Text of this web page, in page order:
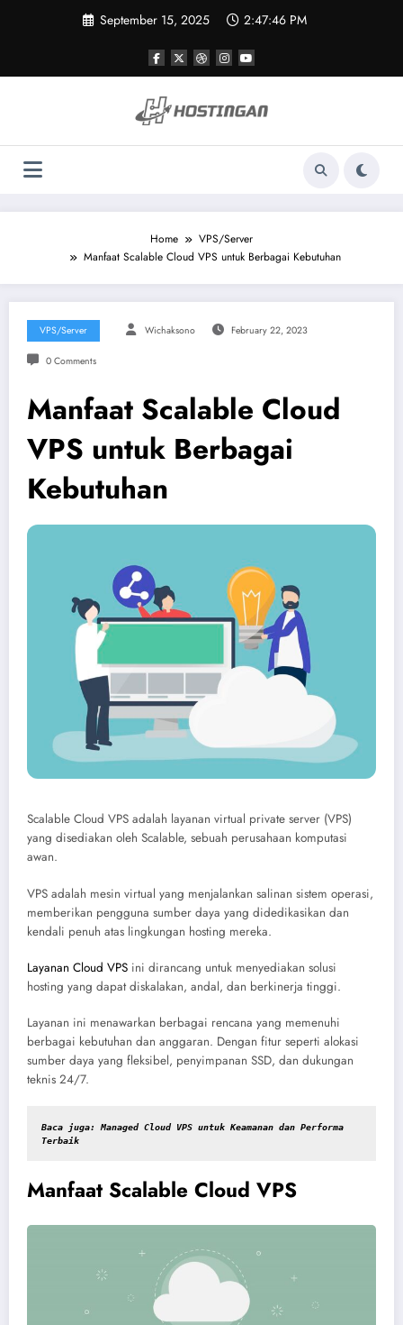
September 15, 2025 2:47:46 PM
Home
VPS/Server
Manfaat Scalable Cloud VPS untuk Berbagai Kebutuhan
VPS/Server Wichaksono February 22, 2023
0 Comments
Manfaat Scalable Cloud
VPS untuk Berbagai
Kebutuhan
Scalable Cloud VPS adalah layanan virtual private server (VPS)
yang disediakan oleh Scalable, sebuah perusahaan komputasi
awan.
VPS adalah mesin virtual yang menjalankan salinan sistem operasi,
memberikan pengguna sumber daya yang didedikasikan dan
kendali penuh atas lingkungan hosting mereka.
Layanan Cloud VPS ini dirancang untuk menyediakan solusi
hosting yang dapat diskalakan, andal, dan berkinerja tinggi.
Layanan ini menawarkan berbagai rencana yang memenuhi
berbagai kebutuhan dan anggaran. Dengan fitur seperti alokasi
sumber daya yang fleksibel, penyimpanan SSD, dan dukungan
teknis 24/7.
Baca juga: Managed Cloud VPS untuk Keamanan dan Performa
Terbaik
Manfaat Scalable Cloud VPS